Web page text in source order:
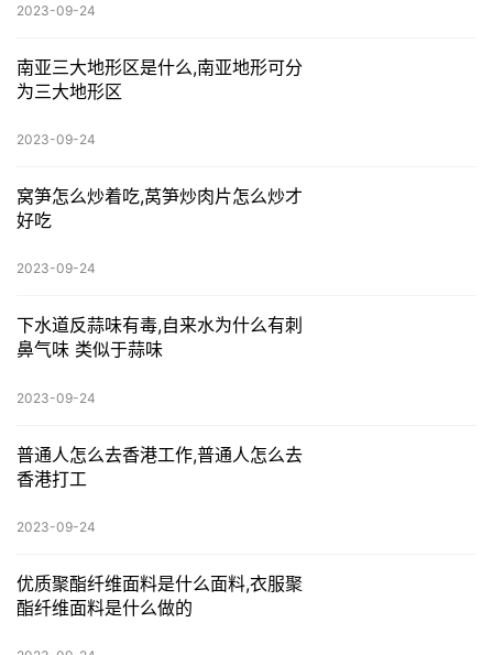
2023-09-24
南亚三大地形区是什么,南亚地形可分
为三大地形区
2023-09-24
窝笋怎么炒着吃,莴笋炒肉片怎么炒才
好吃
2023-09-24
下水道反蒜味有毒,自来水为什么有刺
鼻气味 类似于蒜味
2023-09-24
普通人怎么去香港工作,普通人怎么去
香港打工
2023-09-24
优质聚酯纤维面料是什么面料,衣服聚
酯纤维面料是什么做的